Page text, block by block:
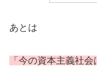
あとは
「今の資本主義社